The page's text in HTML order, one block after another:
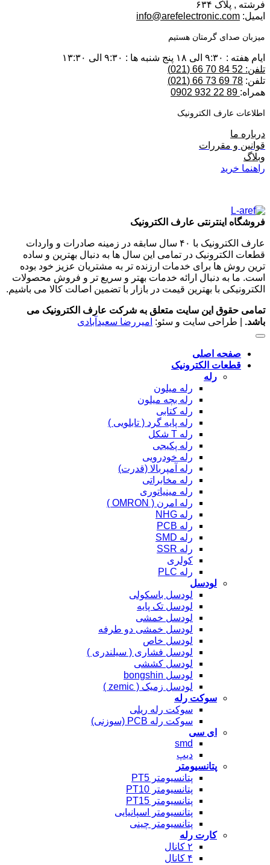
فرشته , پلاک ۶۳۴
ایمیل: info@arefelectronic.com
میزبان صدای گرمتان هستیم
ایام هفته : ۹:۳۰ الی ۱۸ پنج شنبه ها : ۹:۳۰ الی ۱۳:۳۰
تلفن: 52 84 70 66 (021)
تلفن: 78 69 73 66 (021)
همراه:
اطلاعات عارف الکترونیک
درباره ما
قوانین و مقررات
وبلاگ
راهنما خرید
فروشگاه اینترنتی عارف الکترونیک
عارف الکترونیک با ۴۰ سال سابقه در زمینه صادرات و واردات
قطعات الکترونیک در تمامی این سال ها به دنبال بهترین و ساده
ترین روش ها برای خدمات ارزنده تر به مشتریان عزیز خود بوده
است. ما به دنبال ارائه خدمات بهتر و سریع تر و فروش محصولات
الکترونیکی با بهترین قیمت در بازار با تضمین اصالت کالا می باشیم.
تمامی حقوق این سایت متعلق به شرکت عارف الکترونیک می
باشد. | طراحی سایت و سئو: امیررضا سعیدآبادی
صفحه اصلی
قطعات الکترونیک
رله
رله میلون
رله بچه میلون
رله کتابی
رله پایه گرد ( تابلویی )
رله T شکل
رله پکیجی
رله خودرویی
رله آمپربالا (قدرت)
رله مخابراتی
رله مینیاتوری
رله امرن ( OMRON )
رله NHG
رله PCB
رله SMD
رله SSR
کولری
رله PLC
لودسل
لودسل باسکولی
لودسل تک پایه
لودسل خمشی
لودسل خمشی دو طرفه
لودسل خاص
لودسل فشاری ( سیلندری )
لودسل کششی
لودسل bongshin
لودسل زمیک ( zemic )
سوکت رله
سوکت رله ریلی
سوکت رله PCB (سوزنی)
ای سی
smd
دیپ
پتانسیومتر
پتانسیومتر PT5
پتانسیومتر PT10
پتانسیومتر PT15
پتانسیومتر اسپانیایی
پتانسیومتر چینی
کارت رله
۲ کانال
۴ کانال